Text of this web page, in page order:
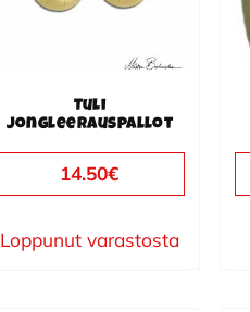
Tuli
jongleerauspallot
14.50€
Loppunut varastosta